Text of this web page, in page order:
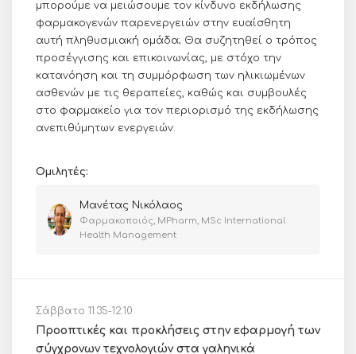
μπορούμε να μειώσουμε τον κίνδυνο εκδήλωσης
φαρμακογενών παρενεργειών στην ευαίσθητη
αυτή πληθυσμιακή ομάδα; Θα συζητηθεί ο τρόπος
προσέγγισης και επικοινωνίας, με στόχο την
κατανόηση και τη συμμόρφωση των ηλικιωμένων
ασθενών με τις θεραπείες, καθώς και συμβουλές
στο φαρμακείο για τον περιορισμό της εκδήλωσης
ανεπιθύμητων ενεργειών.
Ομιλητές:
Μανέτας Νικόλαος
Φαρμακοποιός, MPharm, MSc International
Health Management
Σάββατο 11:35-12:10
Προοπτικές και προκλήσεις στην εφαρμογή των
σύγχρονων τεχνολογιών στα γαληνικά